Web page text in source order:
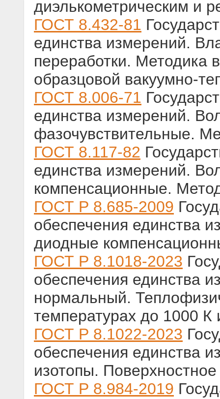
диэлькометрическим и
ГОСТ 8.432-81
единства измерений.
переработки. Методика
образцовой вакуумно-
ГОСТ 8.006-71
единства измерений.
фазочувствительные.
ГОСТ 8.117-82
единства измерений.
компенсационные.
ГОСТ Р 8.685-2009
обеспечения единства
диодные
ГОСТ Р 8.1018-2023
обеспечения единства
нормальный.
температурах до 1000
ГОСТ Р 8.1022-2023
обеспечения единства
изотопы.
ГОСТ Р 8.984-2019